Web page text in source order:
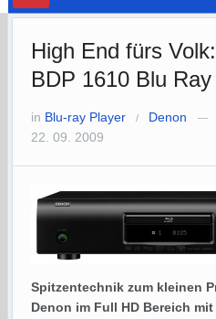
High End fürs
BDP 1610 Blu
in Blu-ray Player / Denon —
22. 09. 2009
Spitzentechnik zum kleinen
Denon im Full HD Bereich mit